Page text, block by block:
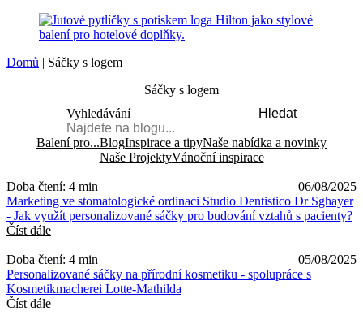
Domů | Sáčky s logem
Sáčky s logem
Vyhledávání
Hledat
Balení pro...BlogInspirace a tipyNaše nabídka a novinky
Naše ProjektyVánoční inspirace
Doba čtení: 4 min
06/08/2025
Marketing ve stomatologické ordinaci Studio Dentistico Dr Sghayer
- Jak využít personalizované sáčky pro budování vztahů s pacienty?
Číst dále
Doba čtení: 4 min
05/08/2025
Personalizované sáčky na přírodní kosmetiku - spolupráce s
Kosmetikmacherei Lotte-Mathilda
Číst dále